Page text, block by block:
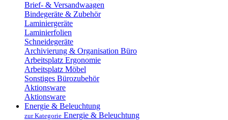
Brief- & Versandwaagen
Bindegeräte & Zubehör
Laminiergeräte
Laminierfolien
Schneidegeräte
Archivierung & Organisation Büro
Arbeitsplatz Ergonomie
Arbeitsplatz Möbel
Sonstiges Bürozubehör
Aktionsware
Aktionsware
Energie & Beleuchtung
zur Kategorie Energie & Beleuchtung